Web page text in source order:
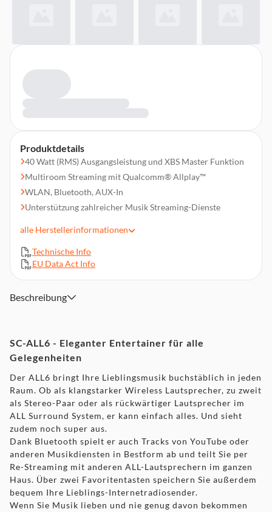
Produktdetails
40 Watt (RMS) Ausgangsleistung und XBS Master Funktion
Multiroom Streaming mit Qualcomm® Allplay™
WLAN, Bluetooth, AUX-In
Unterstützung zahlreicher Musik Streaming-Dienste
Zwei Tasten für voreingestellte Lieblingsdienste, z. B.
Internet Radio
Panasonic Music Streaming App
Maße: 248 x 131 x 155 mm, Gewicht: 2,5kg
alle Herstellerinformationen
Technische Info
EU Data Act Info
Beschreibung
SC-ALL6 - Eleganter Entertainer für alle
Gelegenheiten
Der ALL6 bringt Ihre Lieblingsmusik buchstäblich in jeden
Raum. Ob als klangstarker Wireless Lautsprecher, zu zweit
als Stereo-Paar oder als rückwärtiger Lautsprecher im
ALL Surround System, er kann einfach alles. Und sieht
zudem noch super aus.
Dank Bluetooth spielt er auch Tracks von YouTube oder
anderen Musikdiensten in Bestform ab und teilt Sie per
Re-Streaming mit anderen ALL-Lautsprechern im ganzen
Haus. Über zwei Favoritentasten speichern Sie außerdem
bequem Ihre Lieblings-Internetradiosender.
Wenn Sie Musik lieben und nie genug davon bekommen